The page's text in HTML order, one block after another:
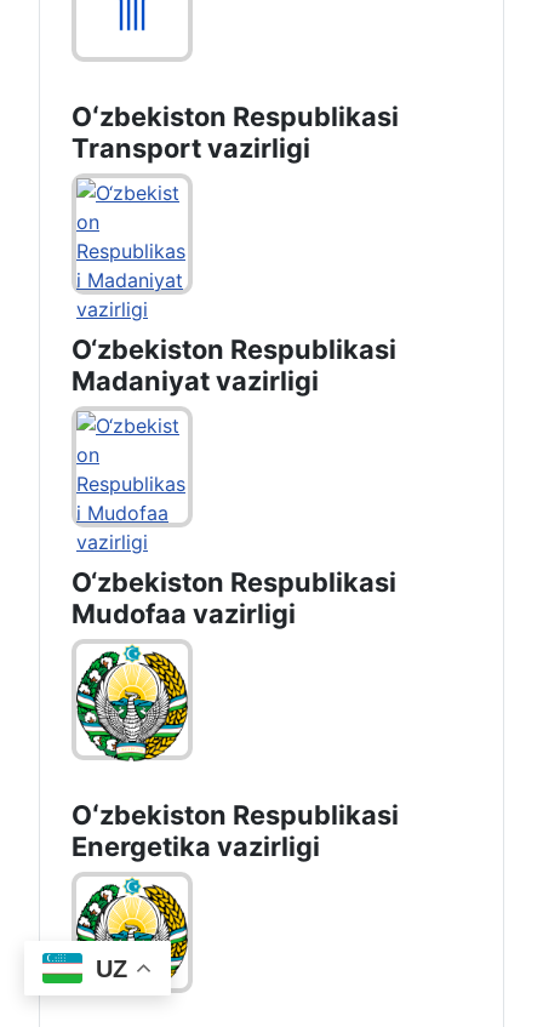
UZ
Oʻzbekiston Respublikasi
Transport vazirligi
O‘zbekiston Respublikasi
Madaniyat vazirligi
O‘zbekiston Respublikasi
Mudofaa vazirligi
Oʻzbekiston Respublikasi
Energetika vazirligi